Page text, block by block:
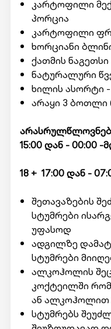
კარტოფილი
პორცია
კარტოფილი
ხორციანი
ქათმის
ნატურალური
ხილის ასორტი
არაყი 3 ბოთლი
15:00 დან - 00:00 -
18 + 17:00 დან -
შეთავაზების
სტუმრები
უფასოდ
ადგილზე
სტუმრები
ალკოჰოლის
კოქტეილში
ან ალკოჰოლით
სტუმრებს